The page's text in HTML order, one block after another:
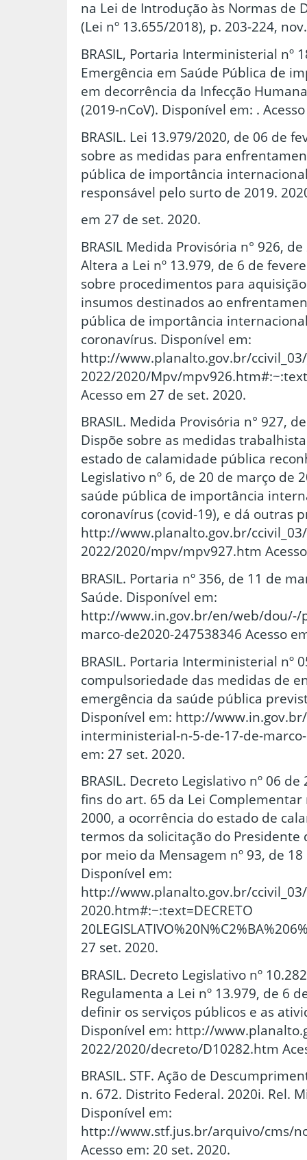
na Lei de Introdução às Normas de
(Lei nº 13.655/2018), p. 203-224,
BRASIL, Portaria Interministerial nº
Emergência em Saúde Pública de
em decorrência da Infecção
(2019-nCoV). Disponível em: .
BRASIL. Lei 13.979/2020, de 06 de
sobre as medidas para
pública de importância
responsável pelo surto de 2019.
em 27 de set. 2020.
BRASIL Medida Provisória n° 926,
Altera a Lei nº 13.979, de 6 de
sobre procedimentos para
insumos destinados ao
pública de importância
coronavírus. Disponível em:
http://www.planalto.gov.br/
2022/2020/Mpv/
Acesso em 27 de set. 2020.
BRASIL. Medida Provisória n° 927,
Dispõe sobre as medidas
estado de calamidade pública
Legislativo nº 6, de 20 de março de
saúde pública de importância
coronavírus (covid-19), e dá outras
http://www.planalto.gov.br/
2022/2020/mpv/mpv927.htm
BRASIL. Portaria nº 356, de 11 de
Saúde. Disponível em:
http://www.in.gov.br/en/web/dou/-/
marco-de2020-247538346 Acesso
BRASIL. Portaria Interministerial nº
compulsoriedade das medidas de
emergência da saúde pública
Disponível em: http://
interministerial-n-5-de-17-de-
em: 27 set. 2020.
BRASIL. Decreto Legislativo nº 06
fins do art. 65 da Lei Complementar
2000, a ocorrência do estado de
termos da solicitação do
por meio da Mensagem nº 93, de
Disponível em:
http://www.planalto.gov.br/
2020.htm#:~:text=DECRETO
27 set. 2020.
BRASIL. Decreto Legislativo nº
Regulamenta a Lei nº 13.979, de 6
definir os serviços públicos e as
Disponível em: http://
2022/2020/decreto/D10282.htm
BRASIL. STF. Ação de
n. 672. Distrito Federal. 2020i. Rel.
Disponível em:
http://www.stf.jus.br/arquivo/cms/
Acesso em: 20 set. 2020.